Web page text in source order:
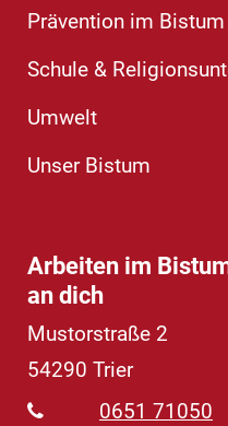
Prävention im Bistum
Schule &
Umwelt
Unser Bistum
Arbeiten im
an dich
Mustorstraße 2
54290 Trier
0651 71050